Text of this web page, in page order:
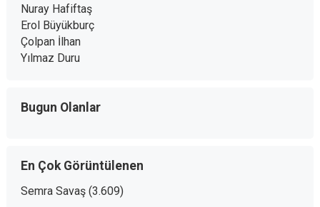
Nuray Hafiftaş
Erol Büyükburç
Çolpan İlhan
Yılmaz Duru
Bugun Olanlar
En Çok Görüntülenen
Semra Savaş (3.609)